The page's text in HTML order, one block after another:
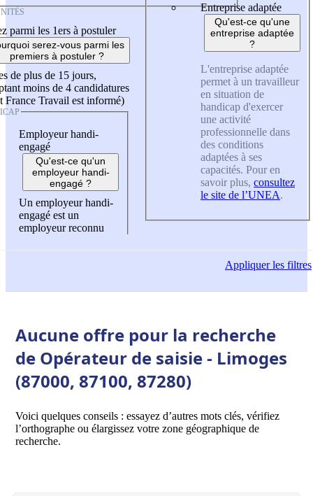
parmi les 1ers à postuler
serez-vous parmi les
premiers à postuler ?
de plus de 15 jours,
moins de 4 candidatures
France Travail est informé)
Employeur handi-
engagé
Qu'est-ce qu'un
employeur handi-
engagé ?
Un employeur handi-
engagé est un
employeur reconnu
Entreprise adaptée
Qu'est-ce qu'une
entreprise adaptée
?
L'entreprise adaptée
permet à un travailleur
en situation de
handicap d'exercer
une activité
professionnelle dans
des conditions
adaptées à ses
capacités. Pour en
savoir plus, consultez
le site de l’UNEA.
Appliquerles filtres
Aucune offre pour la recherche
de Opérateur de saisie - Limoges
(87000, 87100, 87280)
Voici quelques conseils : essayez d’autres mots clés, vérifiez
l’orthographe ou élargissez votre zone géographique de
recherche.